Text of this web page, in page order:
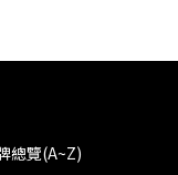
總覽(A~Z)